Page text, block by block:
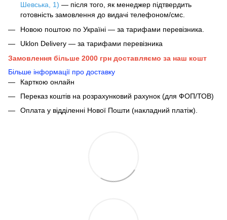
Шевська, 1) — після того, як менеджер підтвердить
готовність замовлення до видачі телефоном/смс.
Новою поштою по Україні — за тарифами перевізника.
Uklon Delivery — за тарифами перевізника
Замовлення більше 2000 грн доставляємо за наш кошт
Більше інформації про доставку
Карткою онлайн
Переказ коштів на розрахунковий рахунок (для ФОП/ТОВ)
Оплата у відділенні Нової Пошти (накладний платіж).